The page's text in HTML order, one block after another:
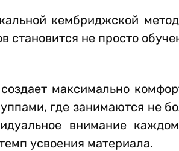
кембриджской
становится не просто
максимально
где занимаются не
внимание
усвоения материала.